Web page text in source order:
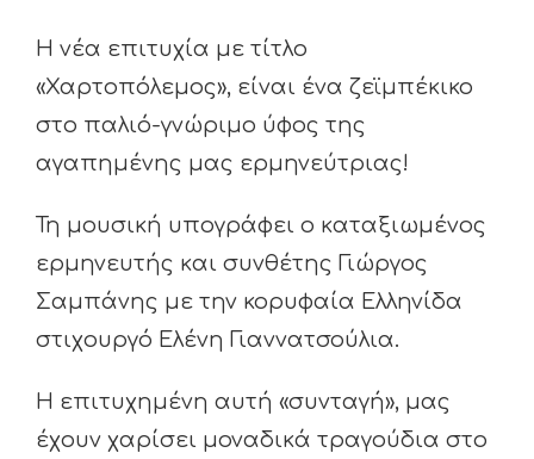
Η νέα επιτυχία με τίτλο
«Χαρτοπόλεμος», είναι ένα ζεϊμπέκικο
στο παλιό-γνώριμο ύφος της
αγαπημένης μας ερμηνεύτριας!
Τη μουσική υπογράφει ο καταξιωμένος
ερμηνευτής και συνθέτης Γιώργος
Σαμπάνης με την κορυφαία Ελληνίδα
στιχουργό Ελένη Γιαννατσούλια.
Η επιτυχημένη αυτή «συνταγή», μας
έχουν χαρίσει μοναδικά τραγούδια στο